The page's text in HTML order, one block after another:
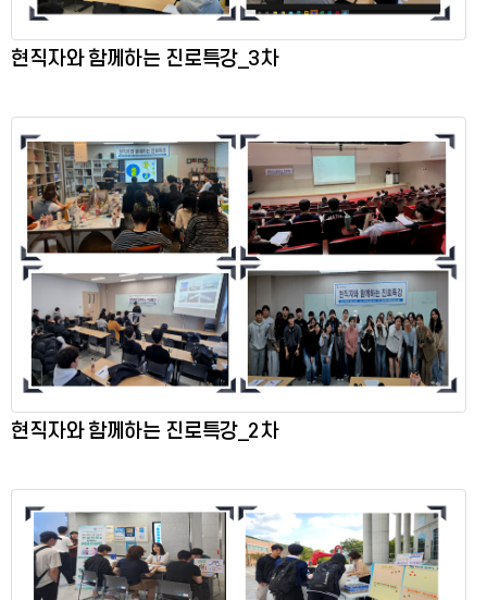
현직자와 함께하는 진로특강_3차
현직자와 함께하는 진로특강_2차